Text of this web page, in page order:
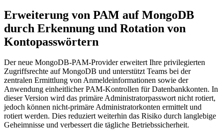
Erweiterung von PAM auf MongoDB
durch Erkennung und Rotation von
Kontopasswörtern
Der neue MongoDB-PAM-Provider erweitert Ihre privilegierten
Zugriffsrechte auf MongoDB und unterstützt Teams bei der
zentralen Ermittlung von Anmeldeinformationen sowie der
Anwendung einheitlicher PAM-Kontrollen für Datenbankkonten. In
dieser Version wird das primäre Administratorpasswort nicht rotiert,
jedoch können nicht-primäre Administratorkonten ermittelt und
rotiert werden. Dies reduziert weiterhin das Risiko durch langlebige
Geheimnisse und verbessert die tägliche Betriebssicherheit.